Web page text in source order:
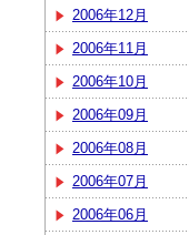
2006年12月
2006年11月
2006年10月
2006年09月
2006年08月
2006年07月
2006年06月